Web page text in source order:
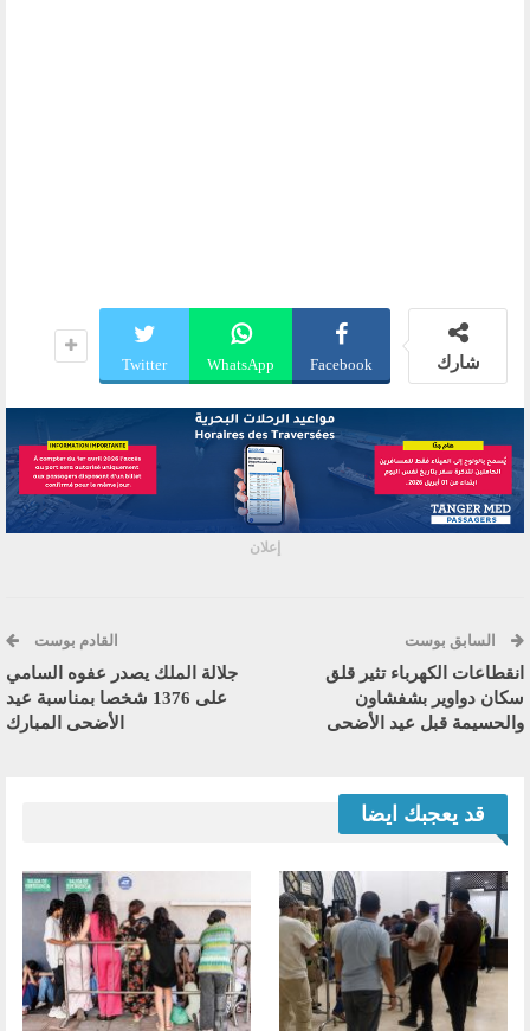
شارك Facebook
WhatsApp
Twitter
إعلان
السابق بوست
انقطاعات الكهرباء تثير قلق
سكان دواوير بشفشاون
والحسيمة قبل عيد الأضحى
القادم بوست
جلالة الملك يصدر عفوه السامي
على 1376 شخصا بمناسبة عيد
الأضحى المبارك
قد يعجبك ايضا